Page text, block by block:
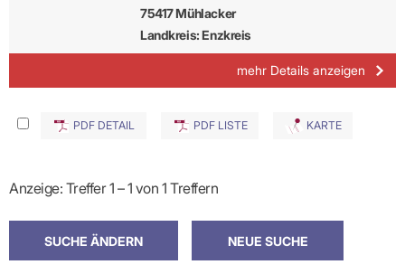
75417 Mühlacker
Landkreis: Enzkreis
mehr Details anzeigen
PDF DETAIL PDF LISTE KARTE
Anzeige: Treffer 1 – 1 von 1 Treffern